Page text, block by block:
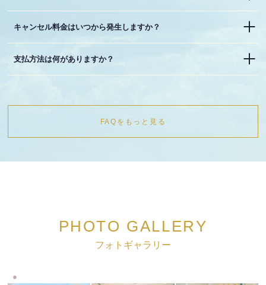
キャンセル料金はいつから発生しますか？
支払方法は何がありますか？
FAQをもっと見る
PHOTO GALLERY
フォトギャラリー